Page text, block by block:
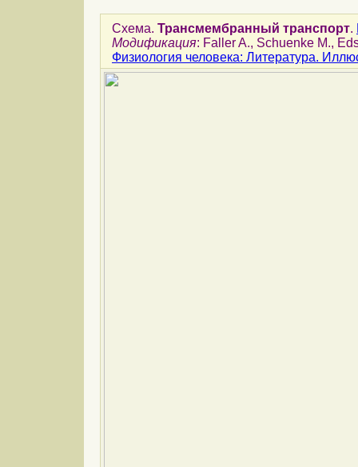
Схема. Трансмембранный транспорт.
Модификация: Faller A., Schuenke M.,
Физиология человека: Литература.